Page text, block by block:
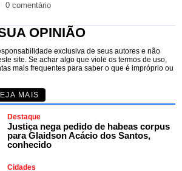
0 comentário
OPINIÃO
exclusiva de seus autores e não
site. Se achar algo que viole os termos de uso,
mais frequentes para saber o que é impróprio ou
MAIS
Destaque
Justiça nega pedido de habeas corpus
para Glaidson Acácio dos Santos,
conhecido
Cidades